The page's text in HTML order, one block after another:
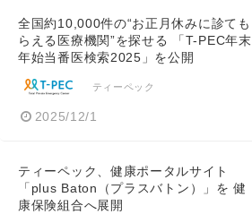
全国約10,000件の“お正月休みに診ても
らえる医療機関”を探せる 「T-PEC年末
年始当番医検索2025」を公開
ティーペック
2025/12/1
ティーペック、健康ポータルサイト
「plus Baton（プラスバトン）」を 健
康保険組合へ展開